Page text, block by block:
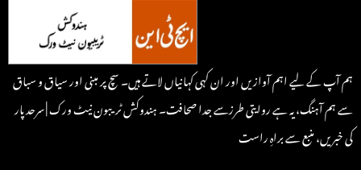
ہم آپ کے لیے اہم آوازیں اور ان کہی کہانیاں لاتے ہیں۔ سچ پر مبنی اور سیاق و سباق
سے ہم آہنگ، یہ ہے روایتی طرزسے جدا صحافت۔ ہندوکش ٹریبون نیٹ ورک | سرحد پار
کی خبریں، منبع سے براہِ راست